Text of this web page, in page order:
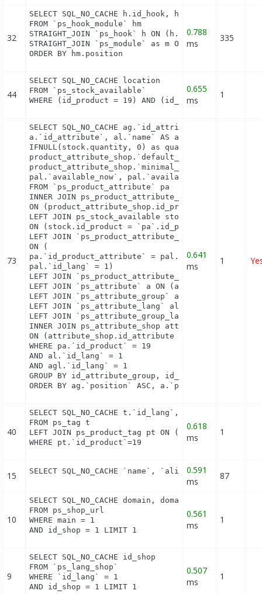
32
SELECT SQL_NO_CACHE h.id_hook, h.name as
FROM `ps_hook_module` hm
STRAIGHT_JOIN `ps_hook` h ON (h.id_hook =
STRAIGHT_JOIN `ps_module` as m ON (m.id_module =
ORDER BY hm.position
0.788
ms
335
44
SELECT SQL_NO_CACHE location
FROM `ps_stock_available`
WHERE (id_product = 19) AND
0.655
ms
1
73
SELECT SQL_NO_CACHE ag.`id_attribute_group`,
a.`id_attribute`, al.`name` AS attribute_name,
IFNULL(stock.quantity, 0) as quantity,
product_attribute_shop.`default_on`,
product_attribute_shop.`minimal_quantity`,
pal.`available_now`, pal.`available_later`
FROM `ps_product_attribute` pa
INNER JOIN ps_product_attribute_shop
ON (product_attribute_shop.id_product_attribute
LEFT JOIN ps_stock_available stock
ON (stock.id_product = `pa`.id_product AND
LEFT JOIN `ps_product_attribute_lang` pal
ON (
pa.`id_product_attribute` =
pal.`id_lang` = 1)
LEFT JOIN `ps_product_attribute_combination`
LEFT JOIN `ps_attribute` a ON (a.`id_attribute`
LEFT JOIN `ps_attribute_group` ag ON
LEFT JOIN `ps_attribute_lang` al ON
LEFT JOIN `ps_attribute_group_lang` agl ON
INNER JOIN ps_attribute_shop attribute_shop
ON (attribute_shop.id_attribute = a.id_attribute
WHERE pa.`id_product` = 19
AND al.`id_lang` = 1
AND agl.`id_lang` = 1
GROUP BY id_attribute_group, id_product_attribute
ORDER BY ag.`position` ASC, a.`position` ASC,
0.641
ms
1
40
SELECT SQL_NO_CACHE t.`id_lang`, t.`name`
FROM ps_tag t
LEFT JOIN ps_product_tag pt ON (pt.id_tag =
WHERE pt.`id_product`=19
0.618
ms
1
15 SELECT SQL_NO_CACHE `name`, `alias` FROM
0.591
ms
87
10
SELECT SQL_NO_CACHE domain, domain_ssl
FROM ps_shop_url
WHERE main = 1
AND id_shop = 1 LIMIT 1
0.561
ms
1
9
SELECT SQL_NO_CACHE id_shop
FROM `ps_lang_shop`
WHERE `id_lang` = 1
AND id_shop = 1 LIMIT 1
0.507
ms
1